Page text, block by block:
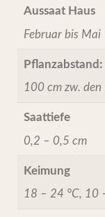
Aussaat Haus
Februar bis Mai
Pflanzabstand:
100 cm zw. den
Saattiefe
0,2 – 0,5 cm
Keimung
18 – 24 °C, 10